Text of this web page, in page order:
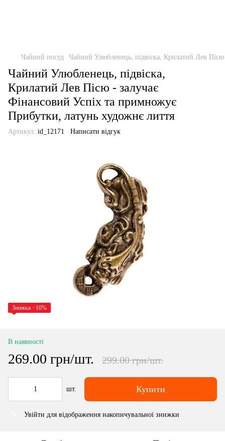
Чайний посуд Чайний Улюбленець, підвіска, Крилатий Лев
Чайний Улюбленець, підвіска,
Крилатий Лев Пісю - залучає
Фінансовий Успіх та примножує
Прибутки, латунь художнє лиття
Артикул: id_12171 Написати відгук
Знижка −10%
В наявності
269.00 грн/шт. 299.00 грн/шт.
шт. Купити
Увійти для відображення накопичувальної знижки